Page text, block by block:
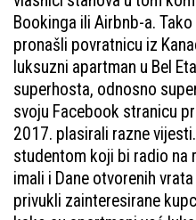
Bookinga ili Airbnb-a.
pronašli povratnicu iz
luksuzni apartman u Bel
superhosta, odnosno
svoju Facebook stranicu
2017. plasirali razne
studentom koji bi radio na
imali i Dane otvorenih
privukli zainteresirane